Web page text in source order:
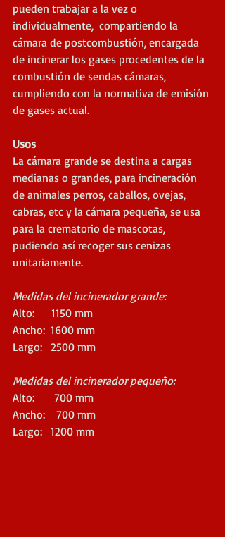
pueden trabajar a la vez o
individualmente,  compartiendo la
cámara de postcombustión, encargada
de incinerar los gases procedentes de la
combustión de sendas cámaras,
cumpliendo con la normativa de emisión
de gases actual.
Usos
La cámara grande se destina a cargas
medianas o grandes, para incineración
de animales perros, caballos, ovejas,
cabras, etc y la cámara pequeña, se usa
para la crematorio de mascotas,
pudiendo así recoger sus cenizas
unitariamente.
Medidas del incinerador grande:
Alto:      1150 mm
Ancho:  1600 mm
Largo:   2500 mm
Medidas del incinerador pequeño:
Alto:       700 mm
Ancho:    700 mm
Largo:   1200 mm